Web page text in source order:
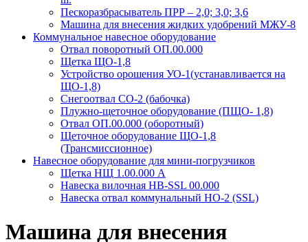
Пескоразбрасыватель ПРР – 2,0; 3,0; 3,6
Машина для внесения жидких удобрений МЖУ-8
Коммунальное навесное оборудование
Отвал поворотный ОП.00.000
Щетка ЩО-1,8
Устройство орошения УО-1(устанавливается на
ЩО-1,8)
Снегоотвал СО-2 (бабочка)
Плужно-щеточное оборудование (ПЩО- 1,8)
Отвал ОП.00.000 (оборотный)
Щеточное оборудование ЩО-1,8
(Трансмиссионное)
Навесное оборудование для мини-погрузчиков
Щетка НЩ 1.00.000 А
Навеска вилочная НВ-SSL 00.000
Навеска отвал коммунальный НО-2 (SSL)
Машина для внесения